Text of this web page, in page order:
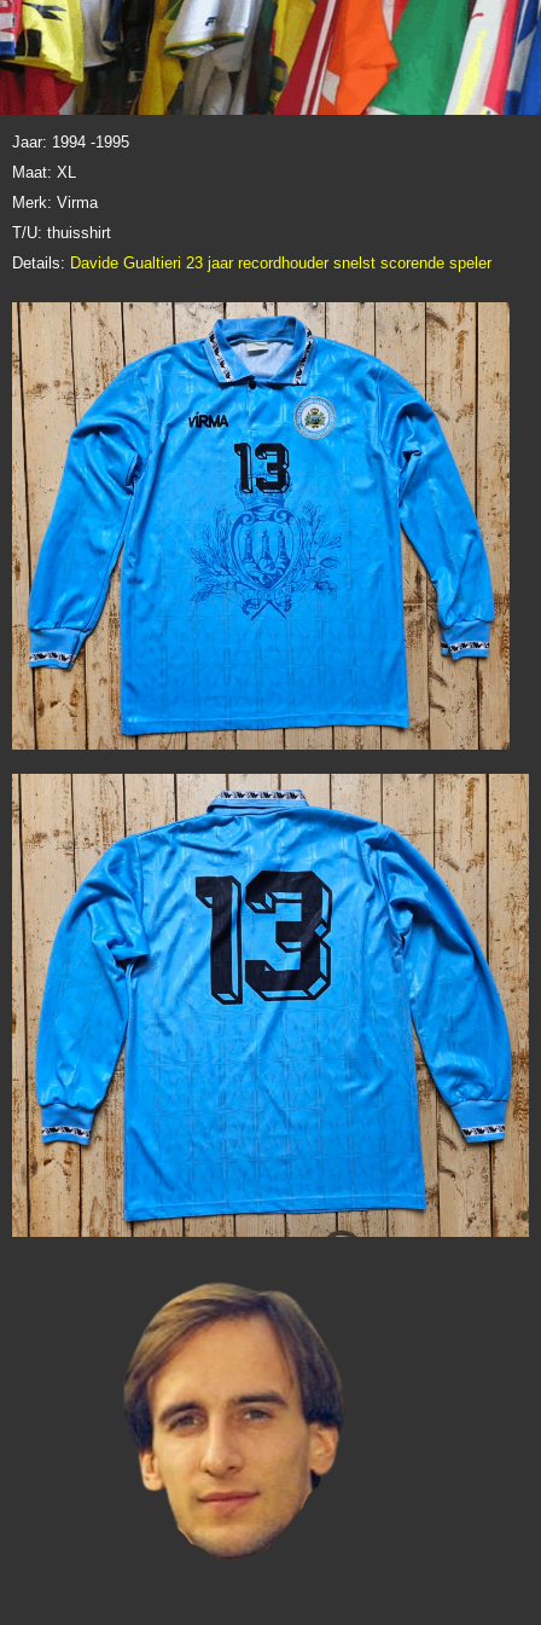
Jaar: 1994 -1995
Maat: XL
Merk: Virma
T/U: thuisshirt
Details: Davide Gualtieri 23 jaar recordhouder snelst scorende speler